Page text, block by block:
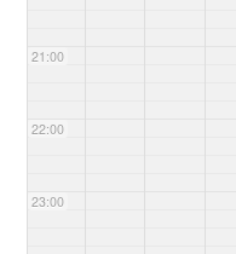
21:00
22:00
23:00